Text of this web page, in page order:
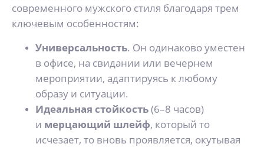
современного мужского стиля благодаря трем
ключевым особенностям:
Универсальность. Он одинаково уместен
в офисе, на свидании или вечернем
мероприятии, адаптируясь к любому
образу и ситуации.
Идеальная стойкость(6–8 часов)
и мерцающий шлейф, который то
исчезает, то вновь проявляется, окутывая